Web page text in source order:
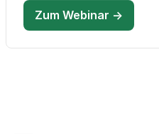
Zum Webinar →